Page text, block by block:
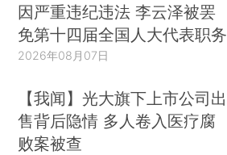
因严重违纪违法 李云泽被罢
免第十四届全国人大代表职务
2026年08月07日
【我闻】光大旗下上市公司出
售背后隐情 多人卷入医疗腐
败案被查